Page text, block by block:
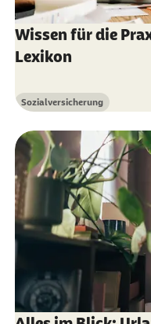
Wissen für die
Lexikon
Kategorie
Sozialversicherung